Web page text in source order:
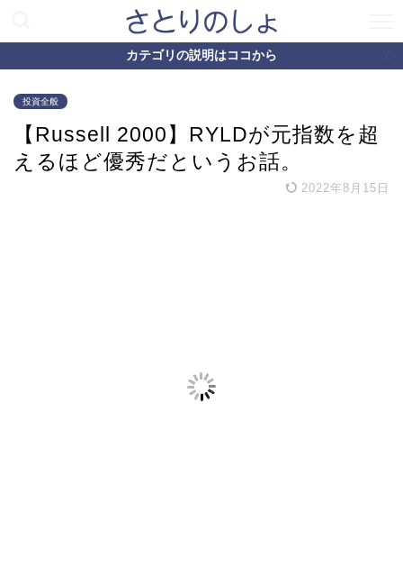
カテゴリの説明はココから
投資全般
【Russell 2000】RYLDが元指数を超
えるほど優秀だというお話。
2022年8月15日